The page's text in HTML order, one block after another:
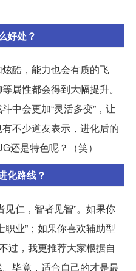
好处？
酷，能力也会有质的飞
属性都会得到大幅提升。
中会更加“灵活多变”，让
不少道友表示，进化后的
还是特色呢？（笑）
化路线？
见仁，智者见智”。如果你
职业”；如果你喜欢辅助型
过，我更推荐大家根据自
毕竟，适合自己的才是最